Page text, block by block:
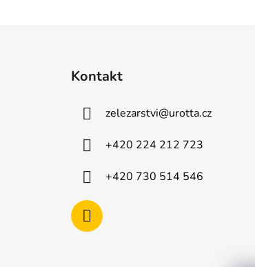
Kontakt
zelezarstvi@urotta.cz
+420 224 212 723
+420 730 514 546